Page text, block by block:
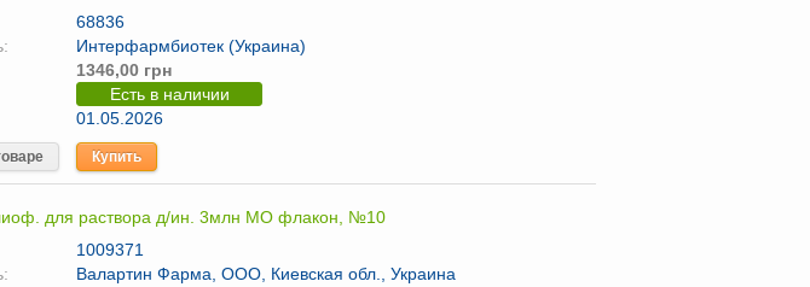
68836
Интерфармбиотек (Украина)
1346,00 грн
Есть в наличии
01.05.2026
Купить
для раствора д/ин. 3млн МО флакон, №10
1009371
Валартин Фарма, ООО, Киевская обл., Украина